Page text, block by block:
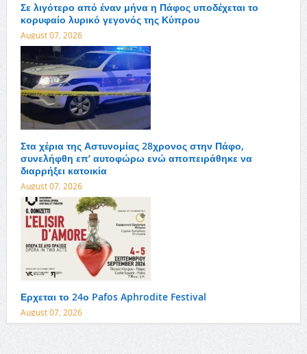
Σε λιγότερο από έναν μήνα η Πάφος υποδέχεται το
κορυφαίο λυρικό γεγονός της Κύπρου
August 07, 2026
Στα χέρια της Αστυνομίας 28χρονος στην Πάφο,
συνελήφθη επ’ αυτοφώρω ενώ αποπειράθηκε να
διαρρήξει κατοικία
August 07, 2026
Ερχεται το 24ο Pafos Aphrodite Festival
August 07, 2026